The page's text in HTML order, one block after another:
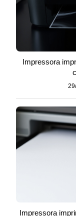
Impressora
Impressora